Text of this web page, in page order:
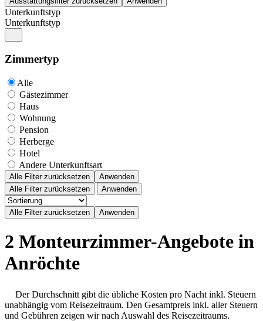
Unterkunftstyp
Unterkunftstyp
Zimmertyp
Alle
Gästezimmer
Haus
Wohnung
Pension
Herberge
Hotel
Andere Unterkunftsart
Alle Filter zurücksetzen
Anwenden
Alle Filter zurücksetzen
Anwenden
2 Monteurzimmer-Angebote in
Anröchte
Der Durchschnitt gibt die übliche Kosten pro Nacht inkl. Steuern
unabhängig vom Reisezeitraum. Den Gesamtpreis inkl. aller Steuern
und Gebühren zeigen wir nach Auswahl des Reisezeitraums.